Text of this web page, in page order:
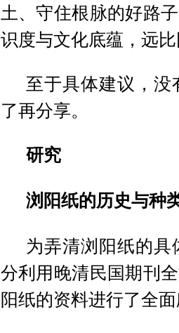
土、守住根脉的好路
识度与文化底蕴，远
至于具体建议，
了再分享。
研究
浏阳纸的历史与种
为弄清浏阳纸的
分利用晚清民国期刊
阳纸的资料进行了全